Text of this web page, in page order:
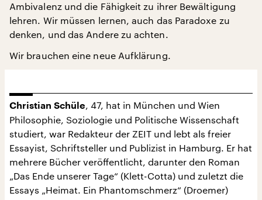
Ambivalenz und die Fähigkeit zu ihrer Bewältigung
lehren. Wir müssen lernen, auch das Paradoxe zu
denken, und das Andere zu achten.
Wir brauchen eine neue Aufklärung.
Christian Schüle, 47, hat in München und Wien
Philosophie, Soziologie und Politische Wissenschaft
studiert, war Redakteur der ZEIT und lebt als freier
Essayist, Schriftsteller und Publizist in Hamburg. Er hat
mehrere Bücher veröffentlicht, darunter den Roman
„Das Ende unserer Tage“ (Klett-Cotta) und zuletzt die
Essays „Heimat. Ein Phantomschmerz“ (Droemer)